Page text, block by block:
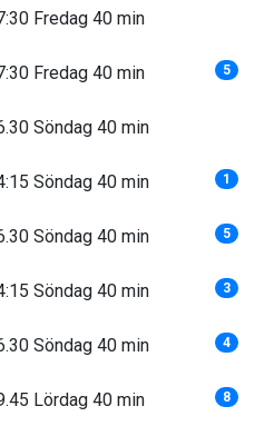
Fredag 40 min
Fredag 40 min 5
Söndag 40 min
Söndag 40 min 1
Söndag 40 min 5
Söndag 40 min 3
Söndag 40 min 4
Lördag 40 min 8